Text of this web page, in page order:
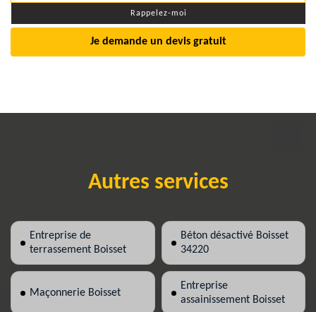
Je demande un devis gratuit
Autres services
Entreprise de
terrassement Boisset
Béton désactivé Boisset
34220
Maçonnerie Boisset
Entreprise
assainissement Boisset